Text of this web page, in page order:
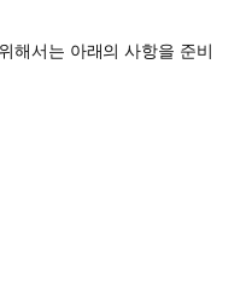
해서는 아래의 사항을 준비